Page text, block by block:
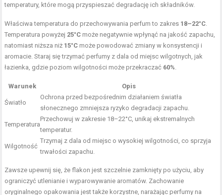
temperatury, które mogą przyspieszać degradację ich składników.
Właściwa temperatura do przechowywania perfum to zakres 18–22°C
Temperatura powyżej 25°C może negatywnie wpłynąć na jakość zapachu,
natomiast niższa niż 15°C może powodować zmiany w konsystencji i
aromacie. Staraj się trzymać perfumy z dala od miejsc wilgotnych, jak
łazienka, gdzie poziom wilgotności może przekraczać 60%
Warunek Opis
Światło
Ochrona przed bezpośrednim działaniem światła
słonecznego zmniejsza ryzyko degradacji zapachu.
Temperatura
Przechowuj w zakresie 18–22°C, unikaj ekstremalnych
temperatur.
Wilgotność
Trzymaj z dala od miejsc o wysokiej wilgotności, co sprzyja
trwałości zapachu.
Zawsze upewnij się, że flakon jest szczelnie zamknięty po użyciu, aby
ograniczyć utlenianie i wyparowywanie aromatów. Zachowanie
oryginalnego opakowania jest także korzystne, narażając perfumy na